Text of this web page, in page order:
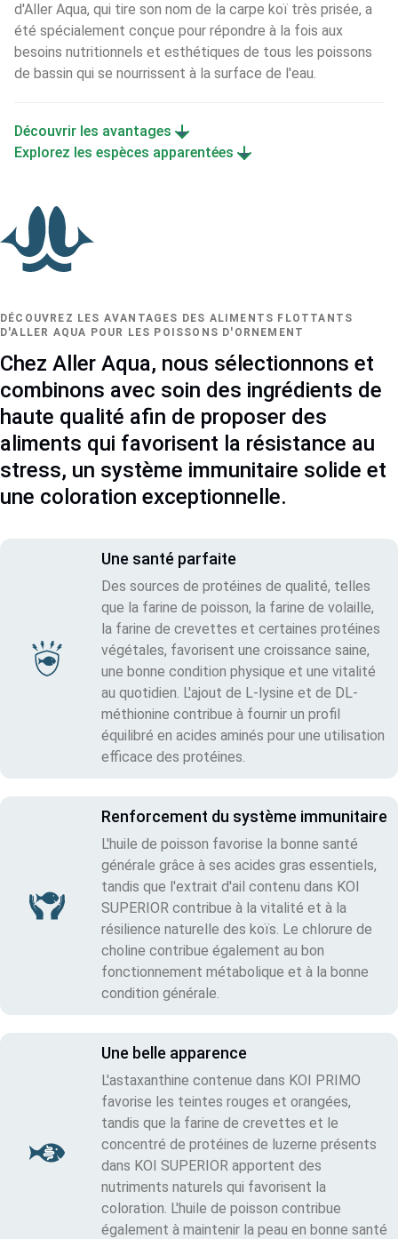
d'Aller Aqua, qui tire son nom de la carpe koï très prisée, a
été spécialement conçue pour répondre à la fois aux
besoins nutritionnels et esthétiques de tous les poissons
de bassin qui se nourrissent à la surface de l'eau.
Découvrir les avantages
Explorez les espèces apparentées
DÉCOUVREZ LES AVANTAGES DES ALIMENTS FLOTTANTS
D'ALLER AQUA POUR LES POISSONS D'ORNEMENT
Chez Aller Aqua, nous sélectionnons et
combinons avec soin des ingrédients de
haute qualité afin de proposer des
aliments qui favorisent la résistance au
stress, un système immunitaire solide et
une coloration exceptionnelle.
Une santé parfaite
Des sources de protéines de qualité, telles
que la farine de poisson, la farine de volaille,
la farine de crevettes et certaines protéines
végétales, favorisent une croissance saine,
une bonne condition physique et une vitalité
au quotidien. L'ajout de L-lysine et de DL-
méthionine contribue à fournir un profil
équilibré en acides aminés pour une utilisation
efficace des protéines.
Renforcement du système immunitaire
L'huile de poisson favorise la bonne santé
générale grâce à ses acides gras essentiels,
tandis que l'extrait d'ail contenu dans KOI
SUPERIOR contribue à la vitalité et à la
résilience naturelle des koïs. Le chlorure de
choline contribue également au bon
fonctionnement métabolique et à la bonne
condition générale.
Une belle apparence
L'astaxanthine contenue dans KOI PRIMO
favorise les teintes rouges et orangées,
tandis que la farine de crevettes et le
concentré de protéines de luzerne présents
dans KOI SUPERIOR apportent des
nutriments naturels qui favorisent la
coloration. L'huile de poisson contribue
également à maintenir la peau en bonne santé